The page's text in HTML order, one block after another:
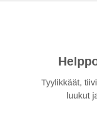
Tyylikkäät,
luukut